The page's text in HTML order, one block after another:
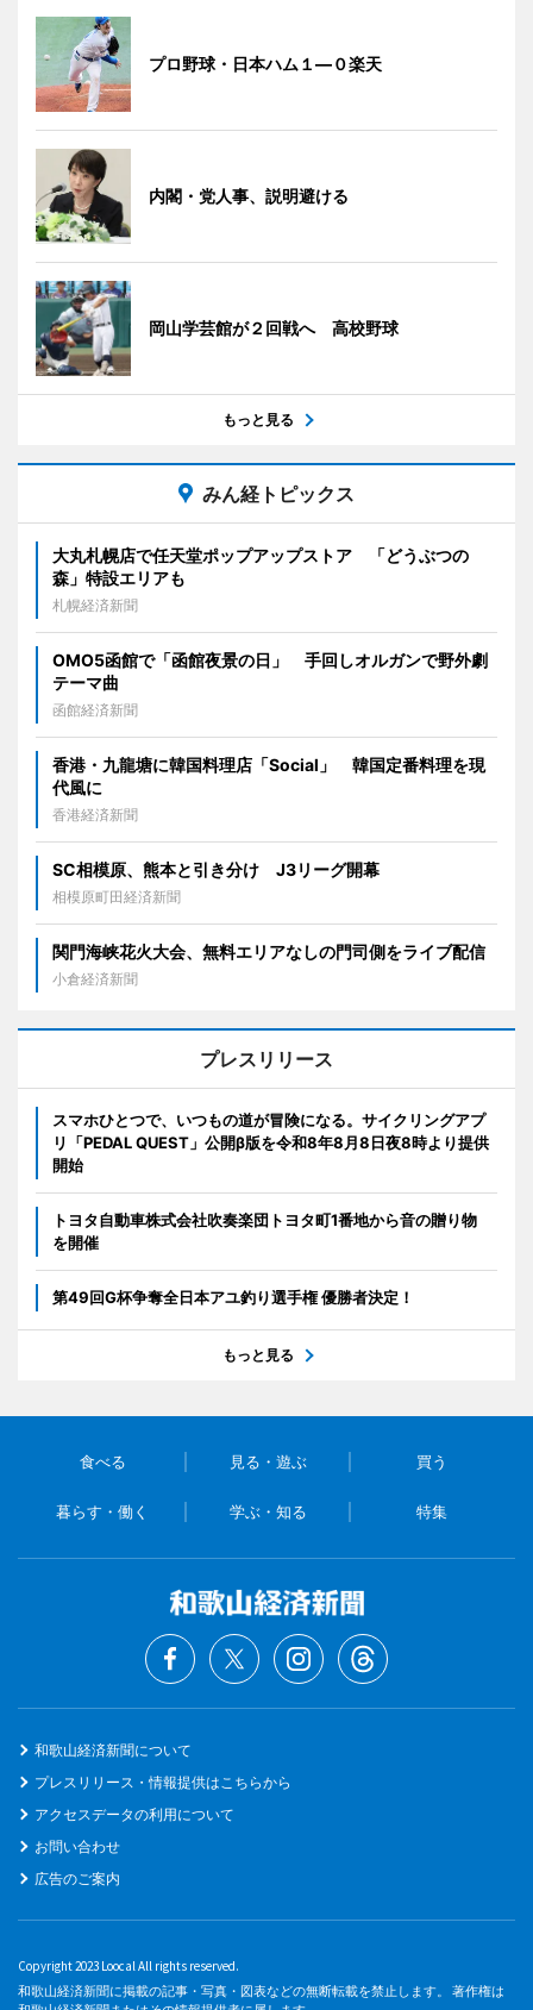
プロ野球・日本ハム１―０楽天
内閣・党人事、説明避ける
岡山学芸館が２回戦へ 高校野球
もっと見る
みん経トピックス
大丸札幌店で任天堂ポップアップストア 「どうぶつの
森」特設エリアも
札幌経済新聞
OMO5函館で「函館夜景の日」 手回しオルガンで野外劇
テーマ曲
函館経済新聞
香港・九龍塘に韓国料理店「Social」 韓国定番料理を現
代風に
香港経済新聞
SC相模原、熊本と引き分け J3リーグ開幕
相模原町田経済新聞
関門海峡花火大会、無料エリアなしの門司側をライブ配信
小倉経済新聞
プレスリリース
スマホひとつで、いつもの道が冒険になる。サイクリングアプ
リ「PEDAL QUEST」公開β版を令和8年8月8日夜8時より提供
開始
トヨタ自動車株式会社吹奏楽団トヨタ町1番地から音の贈り物
を開催
第49回G杯争奪全日本アユ釣り選手権 優勝者決定！
もっと見る
食べる 見る・遊ぶ 買う
暮らす・働く 学ぶ・知る 特集
和歌山経済新聞について
プレスリリース・情報提供はこちらから
アクセスデータの利用について
お問い合わせ
広告のご案内
Copyright 2023 Loocal All rights reserved.
和歌山経済新聞に掲載の記事・写真・図表などの無断転載を禁止します。 著作権は